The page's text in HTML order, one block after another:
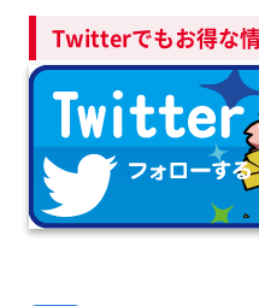
Twitterでもお得な